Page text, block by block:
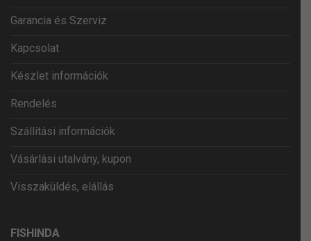
Garancia és Szerviz
Kapcsolat
Készlet információk
Rendelés
Szállítási információk
Vásárlási utalvány, kupon
Visszaküldés, elállás
FISHINDA